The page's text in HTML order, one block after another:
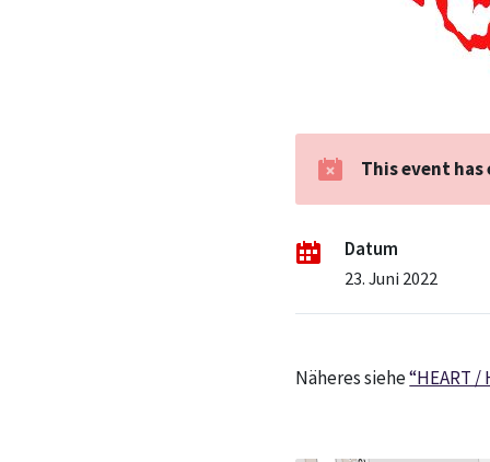
This event has
Datum
23. Juni 2022
Näheres siehe“HEART